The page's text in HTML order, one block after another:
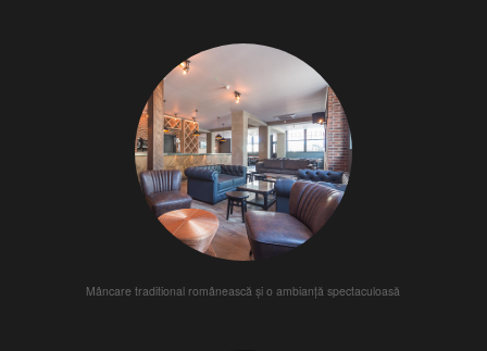
Mâncare traditional românească și o ambianță spectaculoasă